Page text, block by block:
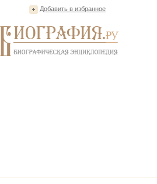
Добавить в избранное